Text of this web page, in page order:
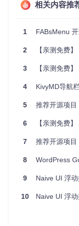
数据筛选- 在搜索
4、项目特点
用。
位置等。
兼容性好- API
浮动动作按钮菜单
个人项目。另外，
相关内容推
1 FABsMenu
2 【亲测免费】 推
3 【亲测免费】
4 KivyMD导航栏
5 推荐开源项目：浮动
6 【亲测免费】 推
7 推荐开源项目：
8 WordPress
9 Naive UI 浮
10 Naive UI 浮